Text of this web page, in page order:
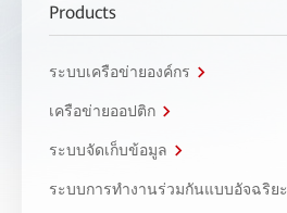
Products
ระบบเครือข่ายองค์กร
เครือข่ายออปติก
ระบบจัดเก็บข้อมูล
ระบบการทำงานร่วมกันแบบอัจฉริยะ